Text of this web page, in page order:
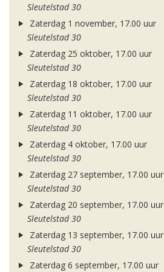
Sleutelstad 30
Zaterdag 1 november, 17.00 uur
Sleutelstad 30
Zaterdag 25 oktober, 17.00 uur
Sleutelstad 30
Zaterdag 18 oktober, 17.00 uur
Sleutelstad 30
Zaterdag 11 oktober, 17.00 uur
Sleutelstad 30
Zaterdag 4 oktober, 17.00 uur
Sleutelstad 30
Zaterdag 27 september, 17.00 uur
Sleutelstad 30
Zaterdag 20 september, 17.00 uur
Sleutelstad 30
Zaterdag 13 september, 17.00 uur
Sleutelstad 30
Zaterdag 6 september, 17.00 uur